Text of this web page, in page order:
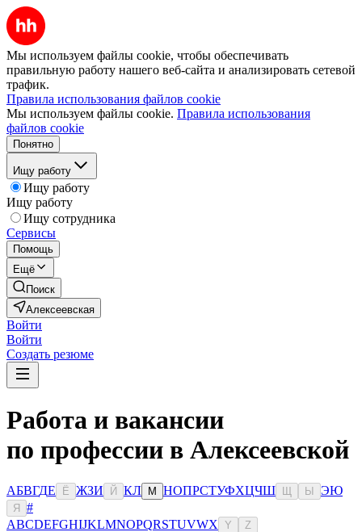
Мы используем файлы cookie, чтобы обеспечивать
правильную работу нашего веб-сайта и анализировать сетевой
трафик.
Правила использования файлов cookie
Мы используем файлы cookie. Правила использования
файлов cookie
Понятно
Ищу работу
Ищу работу
Ищу работу
Ищу сотрудника
Сервисы
Помощь
Ещё
Поиск
Алексеевская
Войти
Войти
Создать резюме
Работа и вакансии
по профессии в Алексеевской
АБВГДЕ Ё ЖЗИ Й КЛ М НОПРСТУФХЦЧШ Ы ЭЮ
Я
#
ABCDEFGHIJKLMNOPQRSTUVWX Y Z